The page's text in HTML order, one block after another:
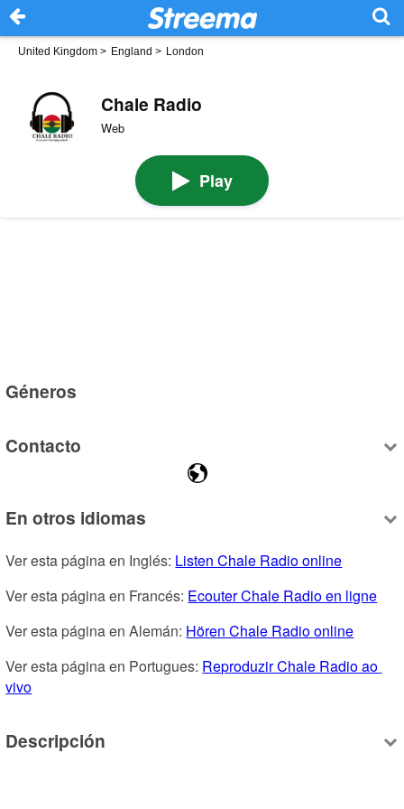
United Kingdom > England > London
Chale Radio
Web
Play
Géneros
Contacto
En otros idiomas
Ver esta página en Inglés: Listen Chale Radio online
Ver esta página en Francés: Ecouter Chale Radio en ligne
Ver esta página en Alemán: Hören Chale Radio online
Ver esta página en Portugues: Reproduzir Chale Radio ao
vivo
Descripción